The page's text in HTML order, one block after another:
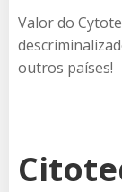
Valor do
outros países!